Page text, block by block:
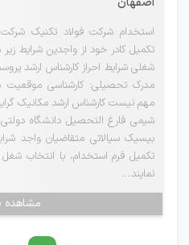
استخدام شرکت فولاد تکنیک
تکمیل کادر خود از واجدین شرایط
شغلی شرایط احراز کارشناس ارشد
مدرک تحصیلی: کارشناسی موقعیت
مهم نیست کارشناس ارشد مکانیک
شیمی فارغ التحصیل دانشگاه
بیسیک سیالاتی متقاضیان واجد
تکمیل فرم استخدام، با انتخاب
نمایند...
مشاهده